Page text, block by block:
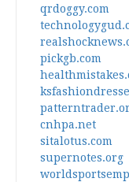
qrdoggy.com
pickgb.com
cnhpa.net
sitalotus.com
supernotes.org